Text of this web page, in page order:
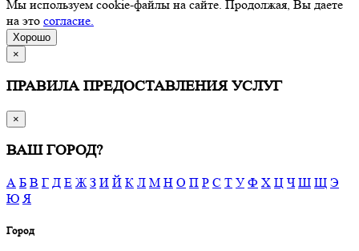
Мы используем cookie-файлы на сайте. Продолжая, Вы даете
на это согласие.
Хорошо
×
ПРАВИЛА ПРЕДОСТАВЛЕНИЯ УСЛУГ
×
ВАШ ГОРОД?
А Б В Г Д Е Ж З И Й К Л М Н О П Р С Т У Ф Х Ц Ч Ш Щ Э
Ю Я
Город